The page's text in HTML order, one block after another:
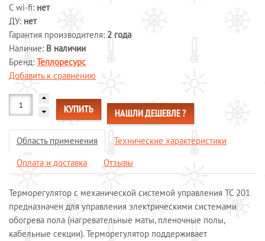
водопровода
Обогрев бетона
Системы обогрева пола
Специальные кабели
Системы защиты от протечек воды
Обогрев грунта
Отопление и водоснабжение
ОПЛАТА И ДОСТАВКА
КАЛЬКУЛЯТОР
C wi-fi: нет
ДУ: нет
Гарантия производителя: 2 года
Наличие: В наличии
Бренд: Теплоресурс
Добавить к сравнению
КУПИТЬ НАШЛИ ДЕШЕВЛЕ ?
Область применения
Технические характеристики
Оплата и доставка
Отзывы
Терморегулятор с механической системой управления ТС 201
предназначен для управления электрическими системами
обогрева пола (нагревательные маты, пленочные полы,
кабельные секции). Терморегулятор поддерживает